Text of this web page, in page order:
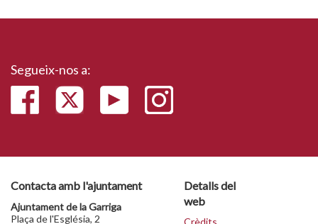
Segueix-nos a:
Contacta amb l'ajuntament
Ajuntament de la Garriga
Plaça de l'Església, 2
Detalls del
web
Crèdits